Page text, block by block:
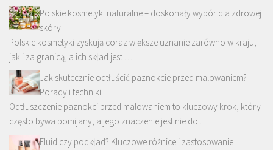
Polskie kosmetyki naturalne – doskonały wybór dla zdrowej
skóry
Polskie kosmetyki zyskują coraz większe uznanie zarówno w kraju,
jak i za granicą, a ich skład jest …
Jak skutecznie odtłuścić paznokcie przed malowaniem?
Porady i techniki
Odtłuszczenie paznokci przed malowaniem to kluczowy krok, który
często bywa pomijany, a jego znaczenie jest nie do …
Fluid czy podkład? Kluczowe różnice i zastosowanie